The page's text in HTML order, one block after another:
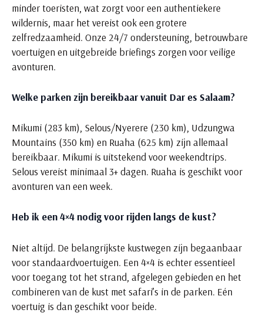
minder toeristen, wat zorgt voor een authentiekere
wildernis, maar het vereist ook een grotere
zelfredzaamheid. Onze 24/7 ondersteuning, betrouwbare
voertuigen en uitgebreide briefings zorgen voor veilige
avonturen.
Welke parken zijn bereikbaar vanuit Dar es Salaam?
Mikumi (283 km), Selous/Nyerere (230 km), Udzungwa
Mountains (350 km) en Ruaha (625 km) zijn allemaal
bereikbaar. Mikumi is uitstekend voor weekendtrips.
Selous vereist minimaal 3+ dagen. Ruaha is geschikt voor
avonturen van een week.
Heb ik een 4×4 nodig voor rijden langs de kust?
Niet altijd. De belangrijkste kustwegen zijn begaanbaar
voor standaardvoertuigen. Een 4×4 is echter essentieel
voor toegang tot het strand, afgelegen gebieden en het
combineren van de kust met safari’s in de parken. Eén
voertuig is dan geschikt voor beide.